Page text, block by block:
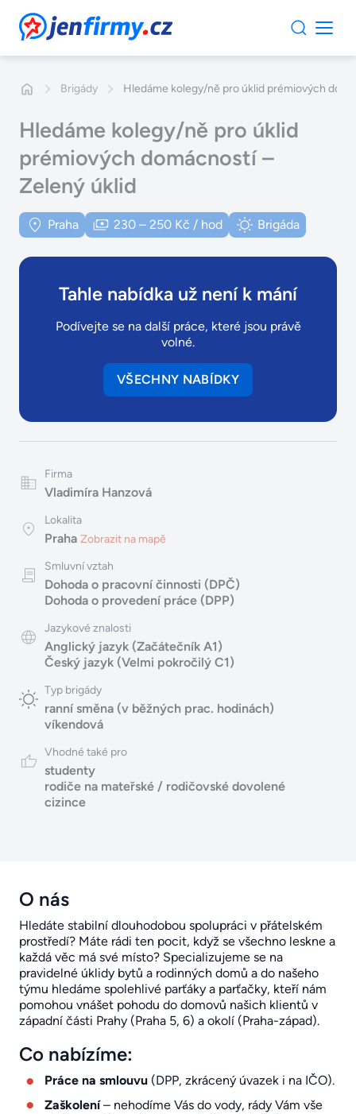
JenFirmy.cz
Brigády Hledáme kolegy/ně pro úklid prémiových
Hledáme kolegy/ně pro úklid
prémiových domácností –
Zelený úklid
Praha 230 – 250 Kč / hod Brigáda
Tahle nabídka už není k mání
Podívejte se na další práce, které jsou právě
volné.
VŠECHNY NABÍDKY
Firma
Vladimíra Hanzová
Lokalita
Praha Zobrazit na mapě
Smluvní vztah
Dohoda o pracovní činnosti (DPČ)
Dohoda o provedení práce (DPP)
Jazykové znalosti
Anglický jazyk (Začátečník A1)
Český jazyk (Velmi pokročilý C1)
Typ brigády
ranní směna (v běžných prac. hodinách)
víkendová
Vhodné také pro
studenty
rodiče na mateřské / rodičovské dovolené
cizince
O nás
Hledáte stabilní dlouhodobou spolupráci v přátelském
prostředí? Máte rádi ten pocit, když se všechno leskne a
každá věc má své místo? Specializujeme se na
pravidelné úklidy bytů a rodinných domů a do našeho
týmu hledáme spolehlivé parťáky a parťačky, kteří nám
pomohou vnášet pohodu do domovů našich klientů v
západní části Prahy (Praha 5, 6) a okolí (Praha-západ).
Co nabízíme:
Práce na smlouvu (DPP, zkrácený úvazek i na IČO).
Zaškolení– nehodíme Vás do vody, rády Vám vše